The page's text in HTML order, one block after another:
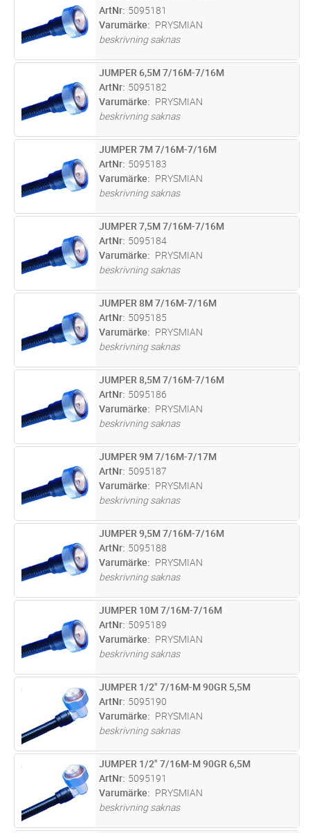
ArtNr 5095181
Varumärke
PRYSMIAN
beskrivning saknas
ST Lägg i kundvagn
JUMPER 6,5M 7/16M-7/16M
ArtNr 5095182
Varumärke
PRYSMIAN
beskrivning saknas
ST Lägg i kundvagn
JUMPER 7M 7/16M-7/16M
ArtNr 5095183
Varumärke
PRYSMIAN
beskrivning saknas
ST Lägg i kundvagn
JUMPER 7,5M 7/16M-7/16M
ArtNr 5095184
Varumärke
PRYSMIAN
beskrivning saknas
ST Lägg i kundvagn
JUMPER 8M 7/16M-7/16M
ArtNr 5095185
Varumärke
PRYSMIAN
beskrivning saknas
ST Lägg i kundvagn
JUMPER 8,5M 7/16M-7/16M
ArtNr 5095186
Varumärke
PRYSMIAN
beskrivning saknas
ST Lägg i kundvagn
JUMPER 9M 7/16M-7/17M
ArtNr 5095187
Varumärke
PRYSMIAN
beskrivning saknas
ST Lägg i kundvagn
JUMPER 9,5M 7/16M-7/16M
ArtNr 5095188
Varumärke
PRYSMIAN
beskrivning saknas
ST Lägg i kundvagn
JUMPER 10M 7/16M-7/16M
ArtNr 5095189
Varumärke
PRYSMIAN
beskrivning saknas
ST Lägg i kundvagn
JUMPER 1/2" 7/16M-M 90GR 5,5M
ArtNr 5095190
Varumärke
PRYSMIAN
beskrivning saknas
ST Lägg i kundvagn
JUMPER 1/2" 7/16M-M 90GR 6,5M
ArtNr 5095191
Varumärke
PRYSMIAN
beskrivning saknas